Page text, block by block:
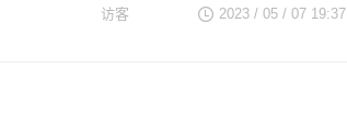
2023 / 05 / 07 19:37
访客